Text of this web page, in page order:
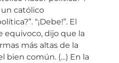
un católico
“¡Debe!”. El
equivoco, dijo que la
más altas de la
bien común. (…) En la